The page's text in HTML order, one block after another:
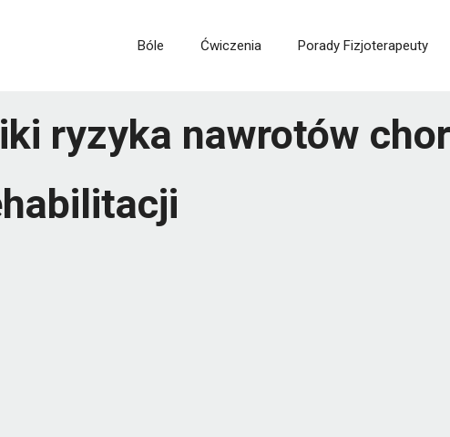
Bóle Ćwiczenia Porady Fizjoterapeuty
ryzyka nawrotów